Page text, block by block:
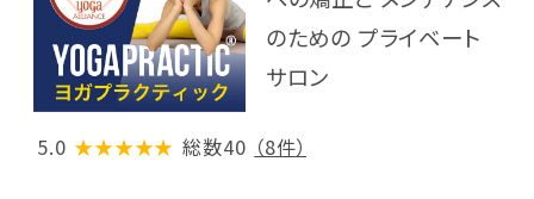
のための プライベート
サロン
5.0 ★★★★★ 総数40 （8件）